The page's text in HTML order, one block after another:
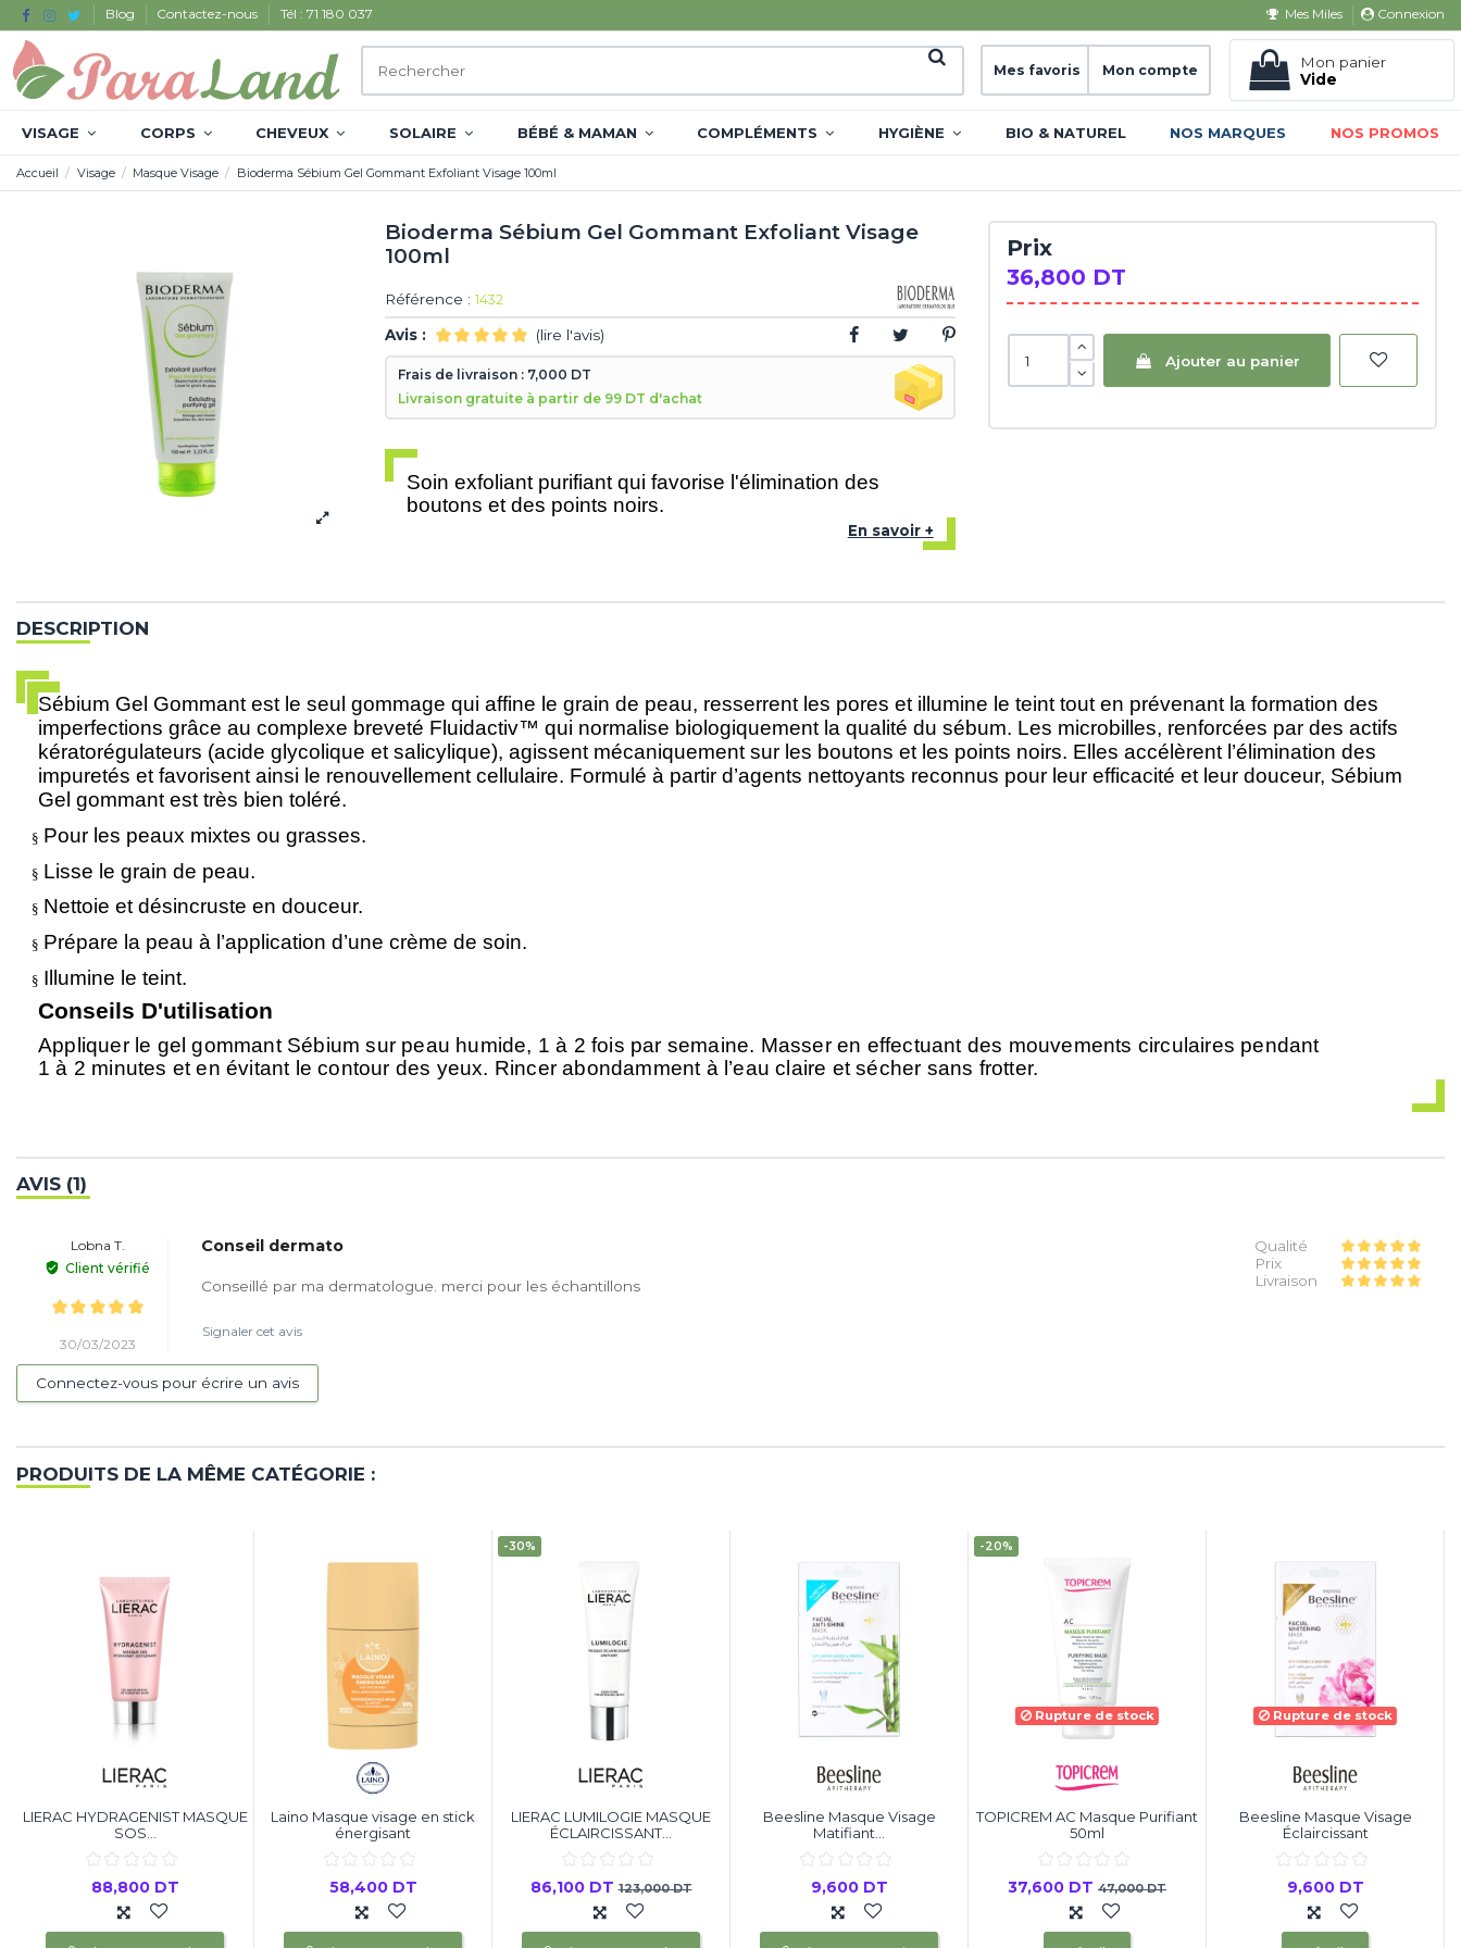
Blog Contactez-nous Tél : 71 180 037 Mes Miles Connexion
Mes favoris Mon compte
Mon panier
Vide
VISAGE CORPS CHEVEUX SOLAIRE BÉBÉ & MAMAN COMPLÉMENTS HYGIÈNE BIO & NATUREL NOS MARQUES NOS PROMOS
Accueil Visage Masque Visage Bioderma Sébium Gel Gommant Exfoliant Visage 100ml
Bioderma Sébium Gel Gommant Exfoliant Visage
100ml
Référence : 1432
Avis : (lire l'avis)
Frais de livraison : 7,000 DT
Livraison gratuite à partir de 99 DT d'achat
Soin exfoliant purifiant qui favorise l'élimination des
boutons et des points noirs.
En savoir +
Prix
36,800 DT
Ajouter au panier
DESCRIPTION
Sébium Gel Gommant est le seul gommage qui affine le grain de peau, resserrent les pores et illumine le teint tout en prévenant la formation des
imperfections grâce au complexe breveté Fluidactiv™ qui normalise biologiquement la qualité du sébum. Les microbilles, renforcées par des actifs
kératorégulateurs (acide glycolique et salicylique), agissent mécaniquement sur les boutons et les points noirs. Elles accélèrent l’élimination des
impuretés et favorisent ainsi le renouvellement cellulaire. Formulé à partir d’agents nettoyants reconnus pour leur efficacité et leur douceur, Sébium
Gel gommant est très bien toléré.
§ Pour les peaux mixtes ou grasses.
§ Lisse le grain de peau.
§ Nettoie et désincruste en douceur.
§ Prépare la peau à l’application d’une crème de soin.
§ Illumine le teint.
Conseils D'utilisation
Appliquer le gel gommant Sébium sur peau humide, 1 à 2 fois par semaine. Masser en effectuant des mouvements circulaires pendant
1 à 2 minutes et en évitant le contour des yeux. Rincer abondamment à l’eau claire et sécher sans frotter.
AVIS (1)
Lobna T.
Client vérifié
30/03/2023
Conseil dermato
Conseillé par ma dermatologue. merci pour les échantillons
Qualité
Prix
Livraison
Signaler cet avis
Connectez-vous pour écrire un avis
PRODUITS DE LA MÊME CATÉGORIE :
LIERAC HYDRAGENIST MASQUE
SOS...
88,800 DT
Laino Masque visage en stick
énergisant
58,400 DT
-30%
LIERAC LUMILOGIE MASQUE
ÉCLAIRCISSANT...
86,100 DT123,000 DT
Beesline Masque Visage
Matifiant...
9,600 DT
-20%
Rupture de stock
TOPICREM AC Masque Purifiant
50ml
37,600 DT 47,000 DT
Rupture de stock
Beesline Masque Visage
Éclaircissant
9,600 DT